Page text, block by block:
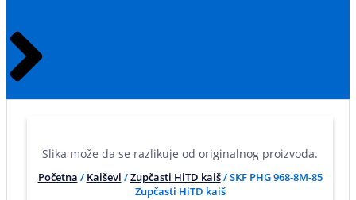
Slika može da se razlikuje od originalnog proizvoda.
Početna / Kaiševi /Zupčasti HiTD kaiš/ SKF PHG 968-8M-85
Zupčasti HiTD kaiš